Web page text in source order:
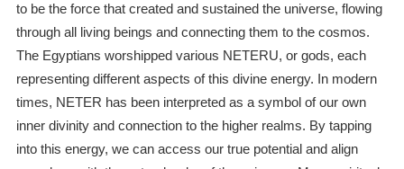
to be the force that created and sustained the universe, flowing
through all living beings and connecting them to the cosmos.
The Egyptians worshipped various NETERU, or gods, each
representing different aspects of this divine energy. In modern
times, NETER has been interpreted as a symbol of our own
inner divinity and connection to the higher realms. By tapping
into this energy, we can access our true potential and align